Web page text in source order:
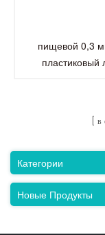
пищевой 0,3
пластиковый
одноразовой в
Категории
Новые Продукты